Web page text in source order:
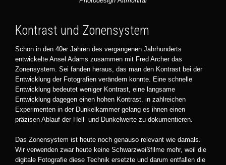
Kontrast und Zonensystem
Schon in den 40er Jahren des vergangenen Jahrhunderts
entwickelte Ansel Adams zusammen mit Fred Archer das
Zonensystem. Sei fanden heraus, das man den Kontrast bei der
Entwicklung der Fotografien verändern konnte. Eine schnelle
Entwicklung bedeutet weniger Kontrast, eine langsame
Entwicklung dagegen einen hohen Kontrast. in zahlreichen
Experimenten in der Dunkelkammer gelang es ihnen einen
präzisen Ablauf der Hell- und Dunkelwerte zu dokumentieren.
Das Zonensystem ist heute noch genauso relevant wie damals.
Wir verwenden zwar heute keine Schwarzweißfilme mehr, weil die
digitale Fotografie diese Technik ersetzte und darum entfallen die